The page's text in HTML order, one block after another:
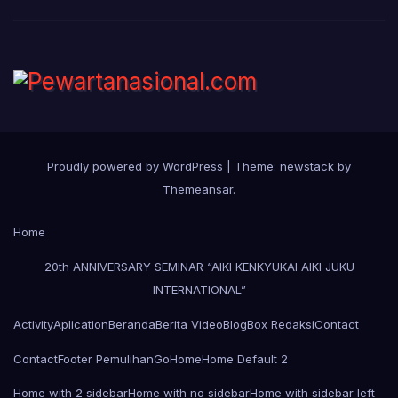
Proudly powered by WordPress
Theme: newstack by
Themeansar.
Home
20th ANNIVERSARY SEMINAR “AIKI KENKYUKAI AIKI JUKU
INTERNATIONAL”
ActivityAplicationBerandaBerita VideoBlogBox RedaksiContact
ContactFooter PemulihanGoHomeHome Default 2
Home with 2 sidebarHome with no sidebarHome with sidebar left